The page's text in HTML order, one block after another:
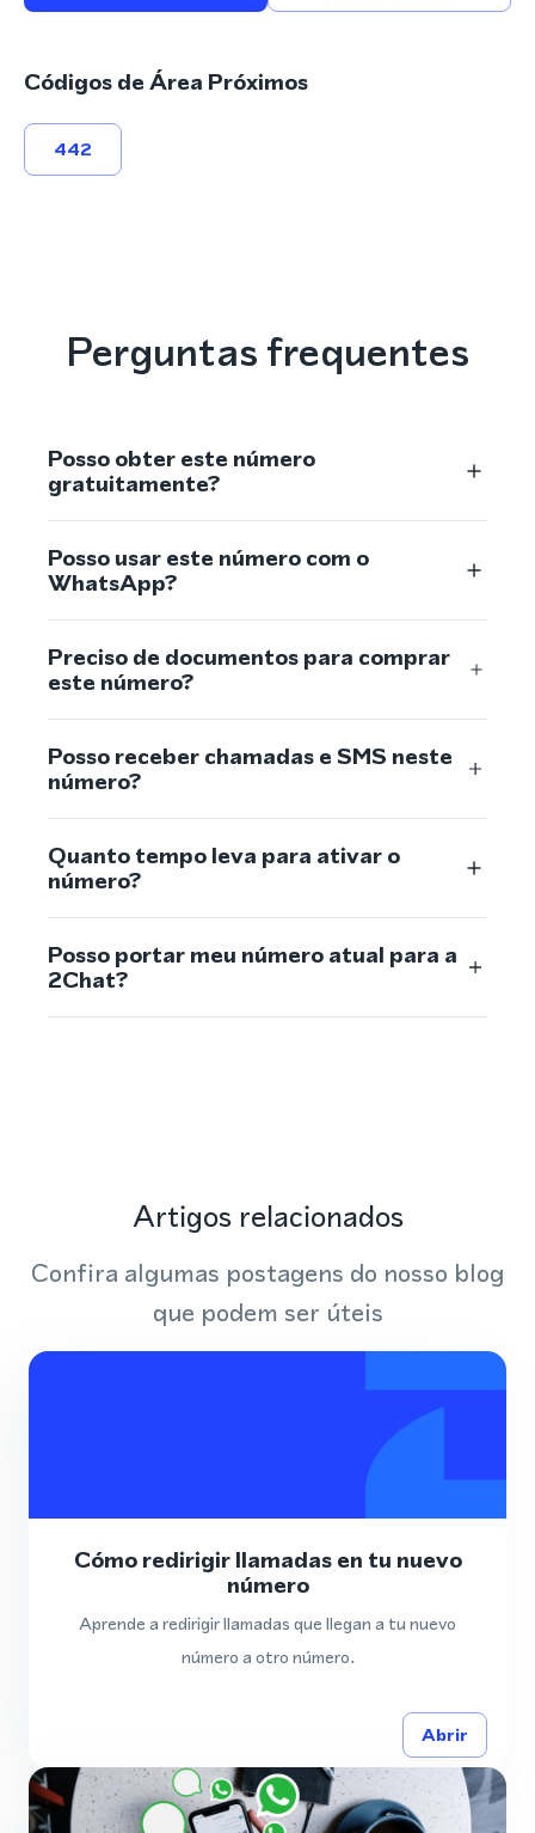
Códigos de Área Próximos
442
Perguntas frequentes
Posso obter este número
gratuitamente?
Posso usar este número com o
WhatsApp?
Preciso de documentos para comprar
este número?
Posso receber chamadas e SMS neste
número?
Quanto tempo leva para ativar o
número?
Posso portar meu número atual para a
2Chat?
Artigos relacionados
Confira algumas postagens do nosso blog
que podem ser úteis
Cómo redirigir llamadas en tu nuevo
número
Aprende a redirigir llamadas que llegan a tu nuevo
número a otro número.
Abrir